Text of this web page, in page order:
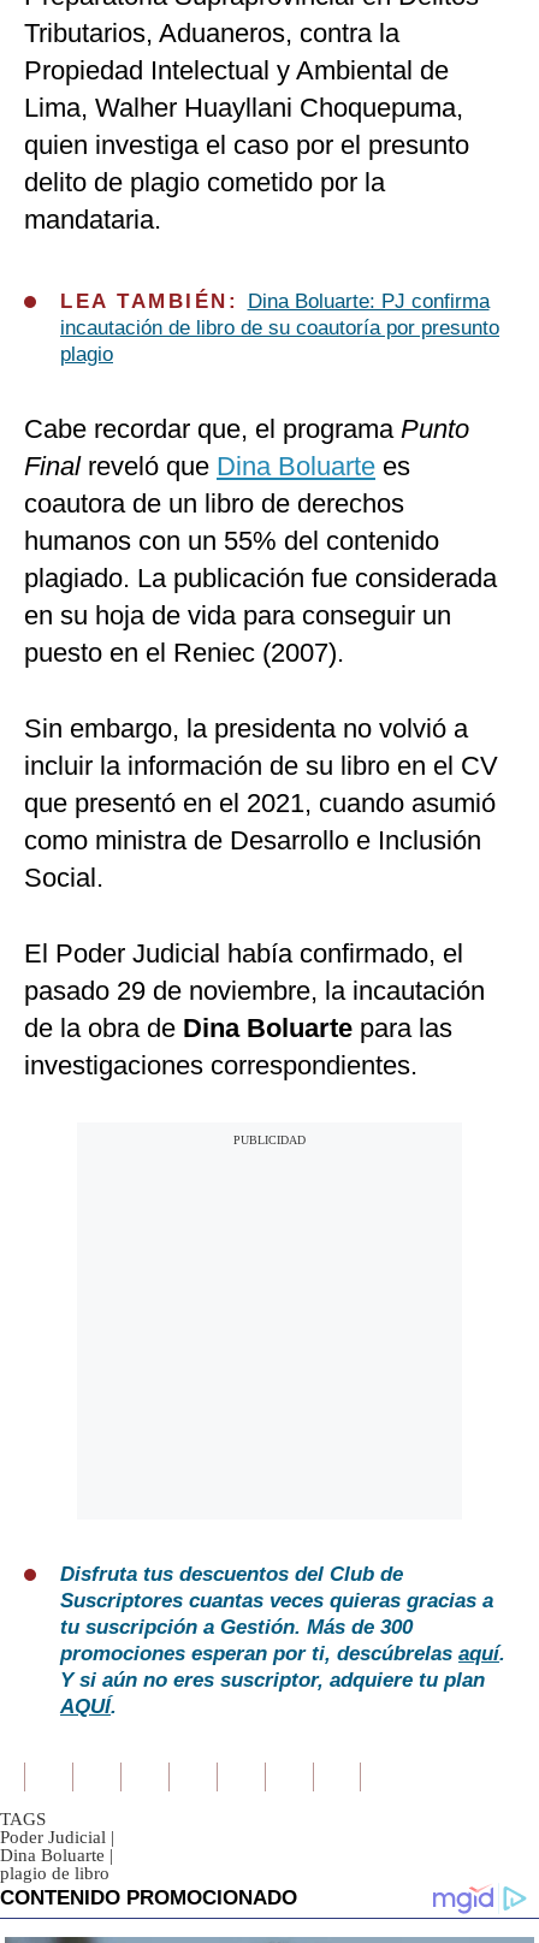
Tributarios, Aduaneros, contra la
Propiedad Intelectual y Ambiental de
Lima, Walher Huayllani Choquepuma,
quien investiga el caso por el presunto
delito de plagio cometido por la
mandataria.
LEA TAMBIÉN:
Dina Boluarte: PJ confirma
incautación de libro de su coautoría por presunto
plagio
Cabe recordar que, el programa Punto
Finalreveló que Dina Boluarte es
coautora de un libro de derechos
humanos con un 55% del contenido
plagiado. La publicación fue considerada
en su hoja de vida para conseguir un
puesto en el Reniec (2007).
Sin embargo, la presidenta no volvió a
incluir la información de su libro en el CV
que presentó en el 2021, cuando asumió
como ministra de Desarrollo e Inclusión
Social.
El Poder Judicial había confirmado, el
pasado 29 de noviembre, la incautación
de la obra de Dina Boluarte para las
investigaciones correspondientes.
Disfruta tus descuentos del Club de
Suscriptores cuantas veces quieras gracias a
tu suscripción a Gestión. Más de 300
promociones esperan por ti, descúbrelas aquí.
Y si aún no eres suscriptor, adquiere tu plan
AQUÍ.
TAGS
Poder Judicial |
Dina Boluarte |
plagio de libro